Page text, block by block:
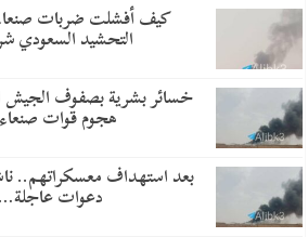
​كيف أفشلت ضربات صنعاء
التحشيد السعودي
خسائر بشرية بصفوف الجيش
هجوم قوات
بعد استهداف معسكراتهم..
دعوات عاجلة…